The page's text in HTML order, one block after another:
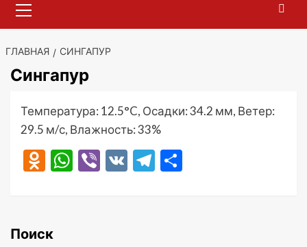
меню
ГЛАВНАЯ СИНГАПУР
Сингапур
Температура: 12.5°C, Осадки: 34.2 мм, Ветер:
29.5 м/с, Влажность: 33%
Odnoklassniki
WhatsApp
Viber
VK Telegram
Поиск